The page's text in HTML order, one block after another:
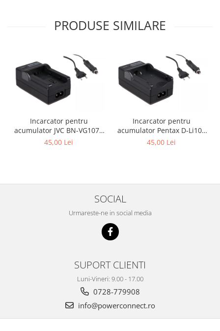
PRODUSE SIMILARE
Incarcator pentru
acumulator JVC BN-VG107e
Patona
45,00 Lei
Incarcator pentru
acumulator Pentax D-Li109
Patona
45,00 Lei
SOCIAL
Urmareste-ne in social media
SUPORT CLIENTI
Luni-Vineri: 9.00 - 17.00
0728-779908
info@powerconnect.ro